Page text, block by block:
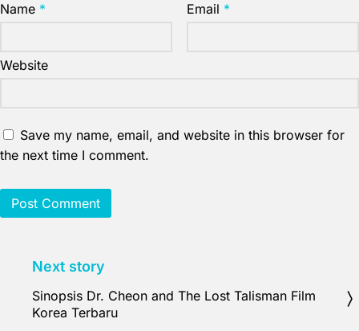
Name * Email *
Website
Save my name, email, and website in this browser for
the next time I comment.
Next story
Sinopsis Dr. Cheon and The Lost Talisman Film
Korea Terbaru